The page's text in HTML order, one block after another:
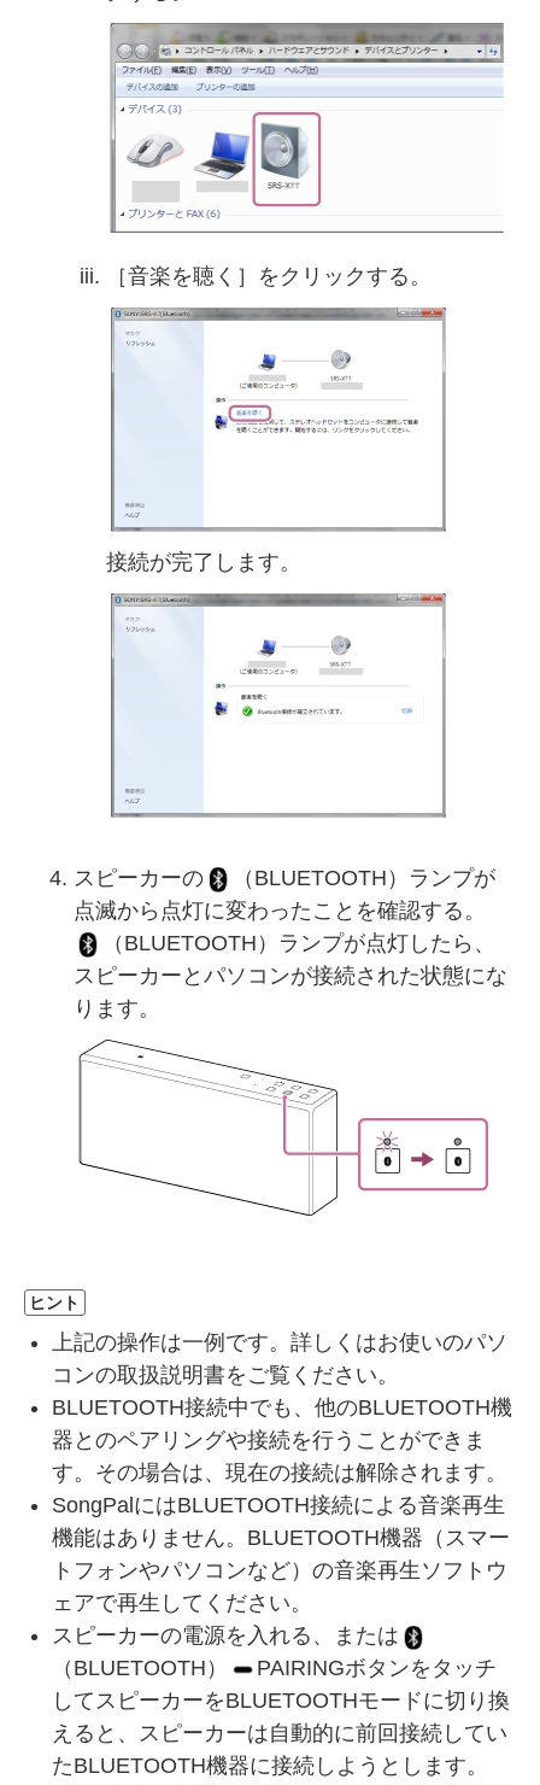
［音楽を聴く］をクリックする。
接続が完了します。
スピーカーの
（BLUETOOTH）ランプが
点滅から点灯に変わったことを確認する。
（BLUETOOTH）ランプが点灯したら、
スピーカーとパソコンが接続された状態にな
ります。
ヒント
上記の操作は一例です。詳しくはお使いのパソ
コンの取扱説明書をご覧ください。
BLUETOOTH接続中でも、他のBLUETOOTH機
器とのペアリングや接続を行うことができま
す。その場合は、現在の接続は解除されます。
SongPalにはBLUETOOTH接続による音楽再生
機能はありません。BLUETOOTH機器（スマー
トフォンやパソコンなど）の音楽再生ソフトウ
ェアで再生してください。
スピーカーの電源を入れる、または
（BLUETOOTH）
PAIRINGボタンをタッチ
してスピーカーをBLUETOOTHモードに切り換
えると、スピーカーは自動的に前回接続してい
たBLUETOOTH機器に接続しようとします。